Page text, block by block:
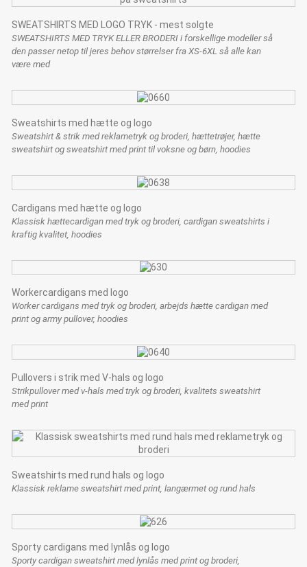
SWEATSHIRTS MED LOGO TRYK - mest solgte
SWEATSHIRTS MED TRYK ELLER BRODERI i forskellige modeller så
den passer netop til jeres behov størrelser fra XS-6XL så alle kan
være med
Sweatshirts med hætte og logo
Sweatshirt & strik med reklametryk og broderi, hættetrøjer, hætte
sweatshirt og sweatshirt med print til voksne og børn, hoodies
Cardigans med hætte og logo
Klassisk hættecardigan med tryk og broderi, cardigan sweatshirts i
kraftig kvalitet, hoodies
Workercardigans med logo
Worker cardigans med tryk og broderi, arbejds hætte cardigan med
print og army pullover, hoodies
Pullovers i strik med V-hals og logo
Strikpullover med v-hals med tryk og broderi, kvalitets sweatshirt
med print
Sweatshirts med rund hals og logo
Klassisk reklame sweatshirt med print, langærmet og rund hals
Sporty cardigans med lynlås og logo
Sporty cardigan sweatshirt med lynlås med print og broderi,